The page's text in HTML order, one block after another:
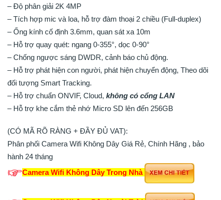
– Độ phân giải 2K 4MP
– Tích hợp mic và loa, hỗ trợ đàm thoại 2 chiều (Full-duplex)
– Ống kính cố định 3.6mm, quan sát xa 10m
– Hỗ trợ quay quét: ngang 0-355°, dọc 0-90°
– Chống ngược sáng DWDR, cảnh báo chủ động.
– Hỗ trợ phát hiện con người, phát hiện chuyển động, Theo dõi
đối tượng Smart Tracking.
– Hỗ trợ chuẩn ONVIF, Cloud, không có cổng LAN
– Hỗ trợ khe cắm thẻ nhớ Micro SD lên đến 256GB
(CÓ MÃ RÕ RÀNG + ĐẦY ĐỦ VAT):
Phân phối Camera Wifi Không Dây Giá Rẻ, Chính Hãng , bảo
hành 24 tháng
Camera Wifi Không Dây Trong Nhà